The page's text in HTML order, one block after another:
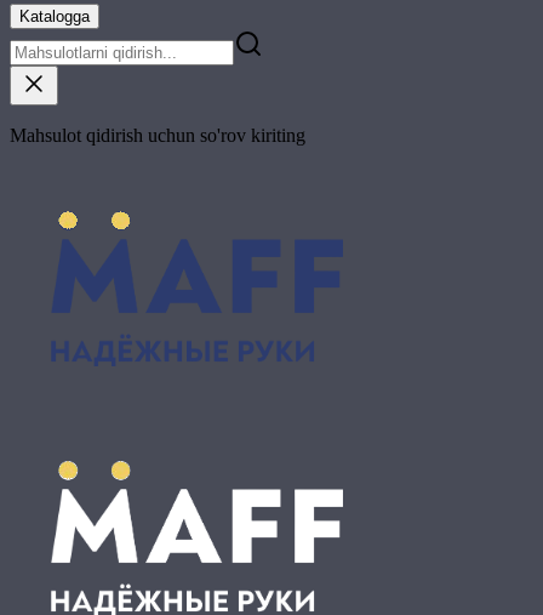
Katalogga
Mahsulot qidirish uchun so'rov kiriting